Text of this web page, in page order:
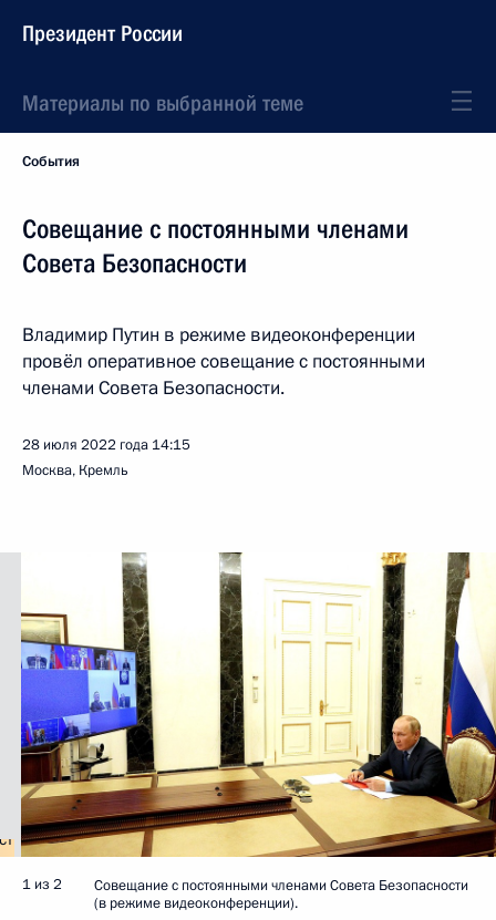
Президент России
Материалы по выбранной теме
События
Совещание с постоянными членами
Совета Безопасности
Владимир Путин в режиме видеоконференции
провёл оперативное совещание с постоянными
членами Совета Безопасности.
28 июля 2022 года 14:15
Москва, Кремль
1 из 2
Совещание с постоянными членами Совета Безопасности
(в режиме видеоконференции).